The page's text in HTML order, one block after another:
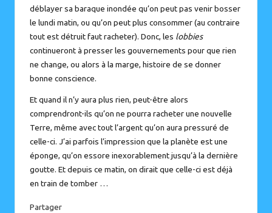
déblayer sa baraque inondée qu’on peut pas venir bosser
le lundi matin, ou qu’on peut plus consommer (au contraire
tout est détruit faut racheter). Donc, les lobbies
continueront à presser les gouvernements pour que rien
ne change, ou alors à la marge, histoire de se donner
bonne conscience.
Et quand il n’y aura plus rien, peut-être alors
comprendront-ils qu’on ne pourra racheter une nouvelle
Terre, même avec tout l’argent qu’on aura pressuré de
celle-ci. J’ai parfois l’impression que la planète est une
éponge, qu’on essore inexorablement jusqu’à la dernière
goutte. Et depuis ce matin, on dirait que celle-ci est déjà
en train de tomber …
Partager